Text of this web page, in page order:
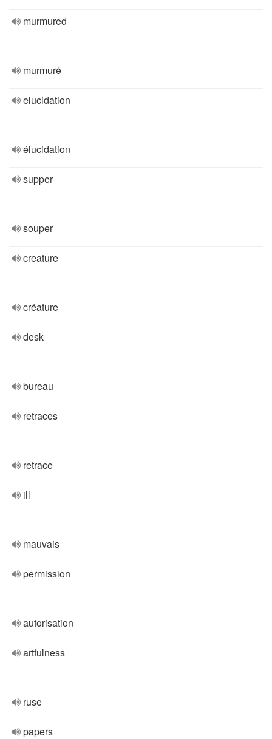
murmured
murmuré
elucidation
élucidation
supper
souper
creature
créature
desk
bureau
retraces
retrace
ill
mauvais
permission
autorisation
artfulness
ruse
papers